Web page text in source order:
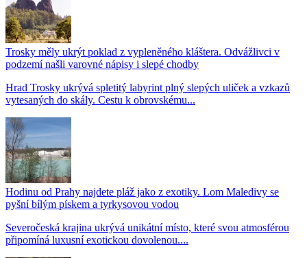
Trosky měly ukrýt poklad z vypleněného kláštera. Odvážlivci v
podzemí našli varovné nápisy i slepé chodby
Hrad Trosky ukrývá spletitý labyrint plný slepých uliček a vzkazů
vytesaných do skály. Cestu k obrovskému...
Hodinu od Prahy najdete pláž jako z exotiky. Lom Maledivy se
pyšní bílým pískem a tyrkysovou vodou
Severočeská krajina ukrývá unikátní místo, které svou atmosférou
připomíná luxusní exotickou dovolenou....